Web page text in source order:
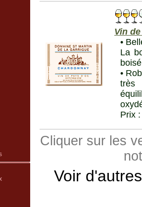
Vin
•
La
•
très
Prix
Cliquer sur les
Voir